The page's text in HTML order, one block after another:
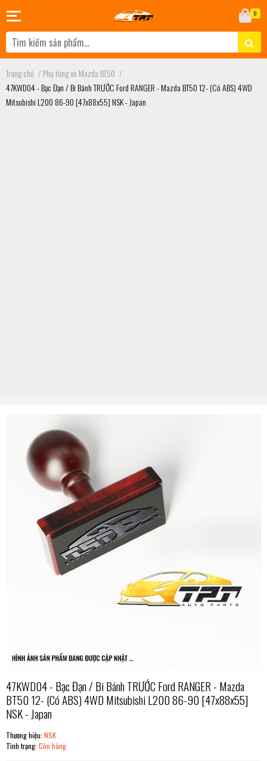
0
Trang chủ /Phụ tùng xe Mazda BT50 /
47KWD04 - Bạc Đạn / Bi Bánh TRƯỚC Ford RANGER - Mazda BT50 12- (Có ABS) 4WD
Mitsubishi L200 86-90 [47x88x55] NSK - Japan
47KWD04 - Bạc Đạn / Bi Bánh TRƯỚC Ford RANGER - Mazda
BT50 12- (Có ABS) 4WD Mitsubishi L200 86-90 [47x88x55]
NSK - Japan
Thương hiệu: NSK
Tình trạng: Còn hàng